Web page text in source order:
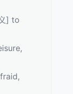
] to